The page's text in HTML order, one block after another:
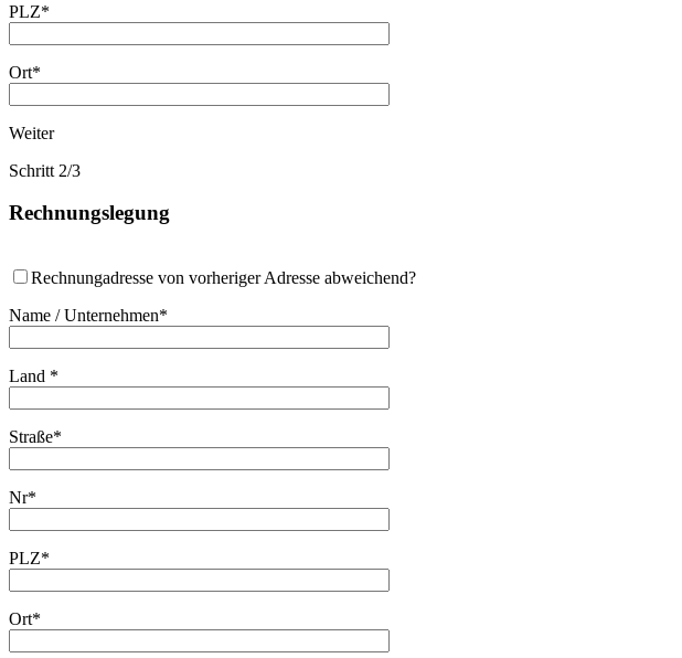
PLZ*
Ort*
Weiter
Schritt 2/3
Rechnungslegung
Rechnungadresse von vorheriger Adresse abweichend?
Name / Unternehmen*
Land *
Straße*
Nr*
PLZ*
Ort*